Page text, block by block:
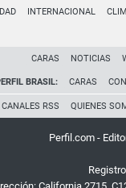
INTERNACIONAL
CARAS NOTICIAS
BRASIL: CARAS
CANALES RSS QUIENES
Perfil.com -